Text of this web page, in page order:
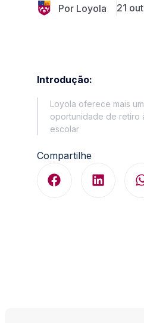
Por Loyola 21
Introdução:
Loyola oferece mais
oportunidade de retiro
escolar
Compartilhe